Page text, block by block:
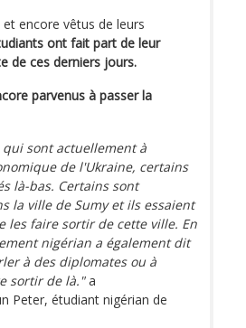
encore vêtus de leurs
ont fait part de leur
de ces derniers jours.
parvenus à passer la
qui sont actuellement à
de l'Ukraine, certains
là-bas. Certains sont
la ville de Sumy et ils essaient
les faire sortir de cette ville. En
nigérian a également dit
à des diplomates ou à
sortir de là."a
Peter, étudiant nigérian de